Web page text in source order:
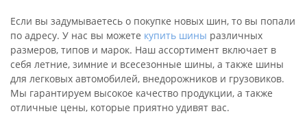
Если вы задумываетесь о покупке новых шин, то вы попали
по адресу. У нас вы можете купить шины различных
размеров, типов и марок. Наш ассортимент включает в
себя летние, зимние и всесезонные шины, а также шины
для легковых автомобилей, внедорожников и грузовиков.
Мы гарантируем высокое качество продукции, а также
отличные цены, которые приятно удивят вас.